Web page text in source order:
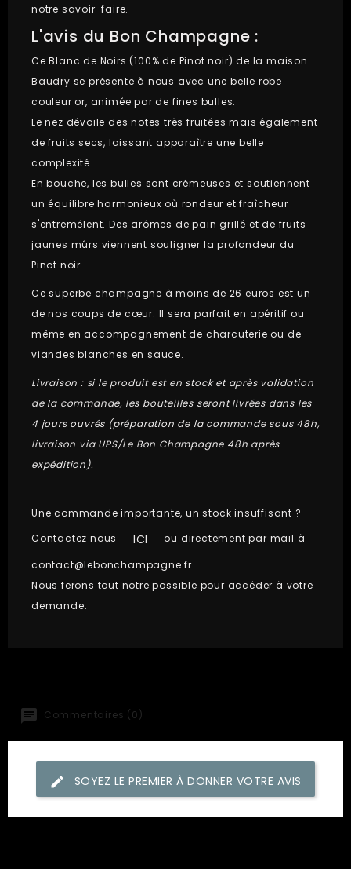
notre savoir-faire.
L'avis du Bon Champagne :
Ce Blanc de Noirs (100% de Pinot noir) de la maison
Baudry se présente à nous avec une belle robe
couleur or, animée par de fines bulles.
Le nez dévoile des notes très fruitées mais également
de fruits secs, laissant apparaître une belle
complexité.
En bouche, les bulles sont crémeuses et soutiennent
un équilibre harmonieux où rondeur et fraîcheur
s'entremêlent. Des arômes de pain grillé et de fruits
jaunes mûrs viennent souligner la profondeur du
Pinot noir.
Ce superbe champagne à moins de 26 euros est un
de nos coups de cœur. Il sera parfait en apéritif ou
même en accompagnement de charcuterie ou de
viandes blanches en sauce.
Livraison : si le produit est en stock et après validation
de la commande, les bouteilles seront livrées dans les
4 jours ouvrés (préparation de la commande sous 48h,
livraison via UPS/Le Bon Champagne 48h après
expédition).
Une commande importante, un stock insuffisant ?
Contactez nous
ICI
ou directement par mail à
contact@lebonchampagne.fr.
Nous ferons tout notre possible pour accéder à votre
demande.
Commentaires (0)
SOYEZ LE PREMIER À DONNER VOTRE AVIS